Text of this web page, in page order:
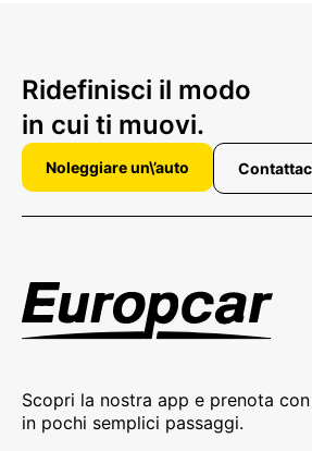
Ridefinisci il modo
in cui ti muovi.
Noleggiare un\’auto
Scopri la nostra app e prenota
in pochi semplici passaggi.